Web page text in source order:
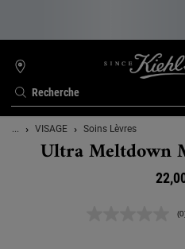
Recherche
TROUVER
UNE
BOUTIQUE
Contenu principal
... VISAGE Soins Lèvres
Ultra Meltdown